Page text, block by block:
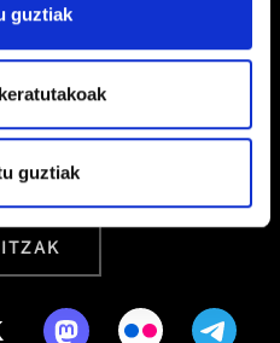
guztiak
guztiak
48009 BILBO